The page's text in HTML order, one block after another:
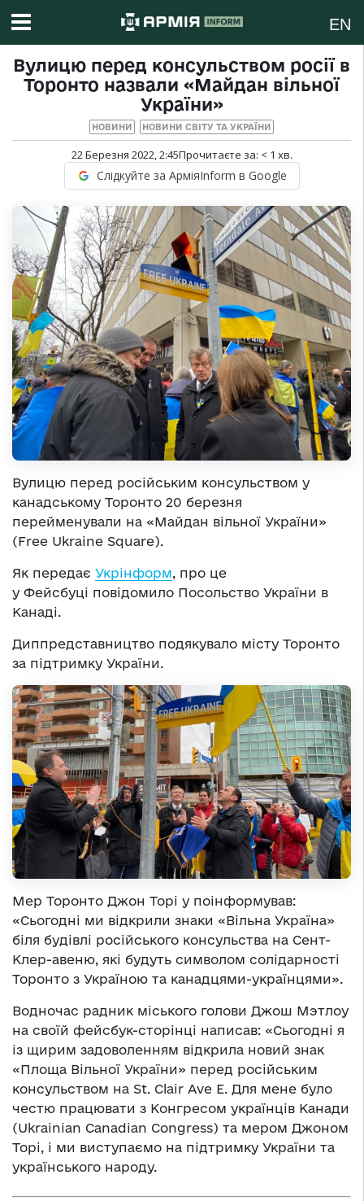
EN
Вулицю перед консульством росії в
Торонто назвали «Майдан вільної
України»
НОВИНИ НОВИНИ СВІТУ ТА УКРАЇНИ
22 Березня 2022, 2:45Прочитаєте за: < 1 хв.
Слідкуйте за АрміяInform в Google
Вулицю перед російським консульством у
канадському Торонто 20 березня
перейменували на «Майдан вільної України»
(Free Ukraine Square).
Як передає Укрінформ, про це
у Фейсбуці повідомило Посольство України в
Канаді.
Диппредставництво подякувало місту Торонто
за підтримку України.
Мер Торонто Джон Торі у поінформував:
«Сьогодні ми відкрили знаки «Вільна Україна»
біля будівлі російського консульства на Сент-
Клер-авеню, які будуть символом солідарності
Торонто з Україною та канадцями-українцями».
Водночас радник міського голови Джош Мэтлоу
на своїй фейсбук-сторінці написав: «Сьогодні я
із щирим задоволенням відкрила новий знак
«Площа Вільної України» перед російським
консульством на St. Clair Ave E. Для мене було
честю працювати з Конгресом українців Канади
(Ukrainian Canadian Congress) та мером Джоном
Торі, і ми виступаємо на підтримку України та
українського народу.